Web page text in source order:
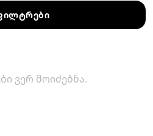
ვერ მოიძებნა.